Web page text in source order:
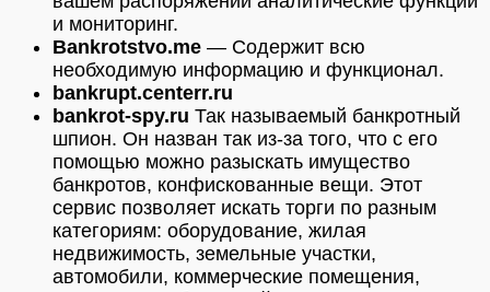
и мониторинг.
Bankrotstvo.me — Содержит всю
необходимую информацию и функционал.
bankrupt.centerr.ru
bankrot-spy.ru Так называемый банкротный
шпион. Он назван так из-за того, что с его
помощью можно разыскать имущество
банкротов, конфискованные вещи. Этот
сервис позволяет искать торги по разным
категориям: оборудование, жилая
недвижимость, земельные участки,
автомобили, коммерческие помещения,